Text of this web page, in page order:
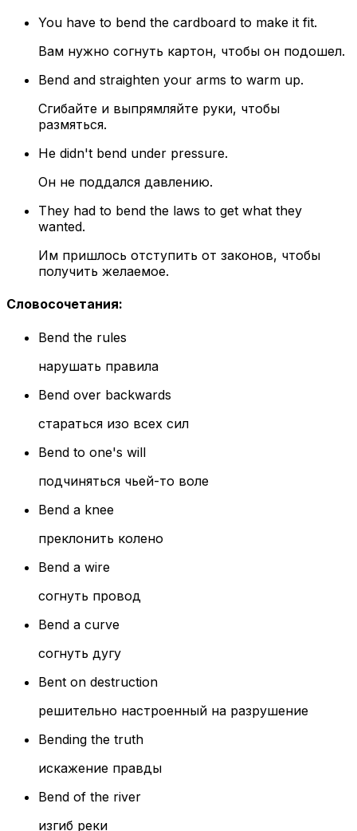
You have to bend the cardboard to make it fit.
Вам нужно согнуть картон, чтобы он подошел.
Bend and straighten your arms to warm up.
Сгибайте и выпрямляйте руки, чтобы
размяться.
He didn't bend under pressure.
Он не поддался давлению.
They had to bend the laws to get what they
wanted.
Им пришлось отступить от законов, чтобы
получить желаемое.
Словосочетания:
Bend the rules
нарушать правила
Bend over backwards
стараться изо всех сил
Bend to one's will
подчиняться чьей-то воле
Bend a knee
преклонить колено
Bend a wire
согнуть провод
Bend a curve
согнуть дугу
Bent on destruction
решительно настроенный на разрушение
Bending the truth
искажение правды
Bend of the river
изгиб реки